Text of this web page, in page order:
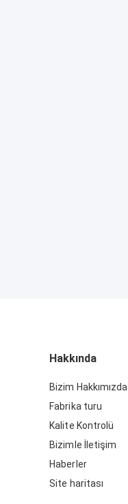
Hakkında
Bizim Hakkımızda
Fabrika turu
Kalite Kontrolü
Bizimle İletişim
Haberler
Site haritası